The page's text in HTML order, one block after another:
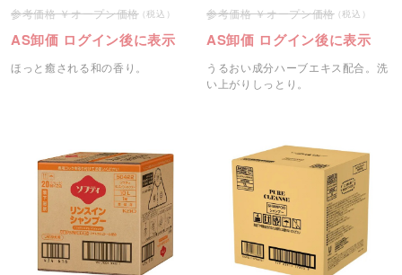
オープン価格
AS卸価 ログイン後に表示
ほっと癒される和の香り。
オープン価格
AS卸価 ログイン後に表示
うるおい成分ハーブエキス配合。洗
い上がりしっとり。